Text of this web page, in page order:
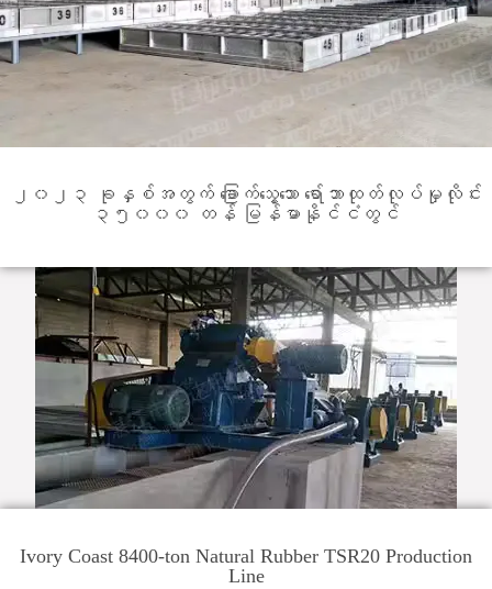
၂၀၂၃ ခုနှစ်အတွက် ခြောက်သွေ့သော ရော်ဘာထုတ်လုပ်မှုလိုင်း
၃၅၀၀၀ တန် မြန်မာနိုင်ငံတွင်
Ivory Coast 8400-ton Natural Rubber TSR20 Production
Line